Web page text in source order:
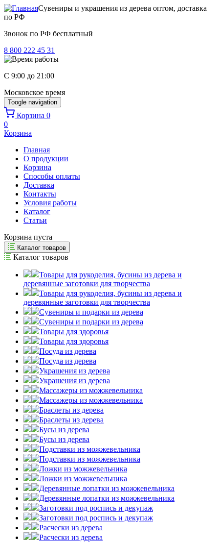
Перейти к основному содержанию
Сувениры и украшения из дерева оптом, доставка
по РФ
Звонок по РФ бесплатный
8 800 222 45 31
C 9:00 до 21:00
Московское время
Toogle navigation
Корзина 0
0
Корзина
Главная
О продукции
Корзина
Способы оплаты
Доставка
Контакты
Условия работы
Каталог
Статьи
Корзина пуста
Каталог товаров
Каталог товаров
Товары для рукоделия, бусины из дерева и
деревянные заготовки для творчества
Товары для рукоделия, бусины из дерева и
деревянные заготовки для творчества
Сувениры и подарки из дерева
Сувениры и подарки из дерева
Товары для здоровья
Товары для здоровья
Посуда из дерева
Посуда из дерева
Украшения из дерева
Украшения из дерева
Массажеры из можжевельника
Массажеры из можжевельника
Браслеты из дерева
Браслеты из дерева
Бусы из дерева
Бусы из дерева
Подставки из можжевельника
Подставки из можжевельника
Ложки из можжевельника
Ложки из можжевельника
Деревянные лопатки из можжевельника
Деревянные лопатки из можжевельника
Заготовки под роспись и декупаж
Заготовки под роспись и декупаж
Расчески из дерева
Расчески из дерева